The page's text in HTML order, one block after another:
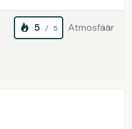
5 / 5 Atmosfäär